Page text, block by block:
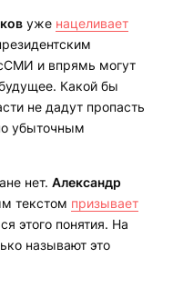
уже нацеливает
и впрямь могут
Какой бы
не дадут пропасть
убыточным
нет. Александр
текстом призывает
этого понятия. На
называют это